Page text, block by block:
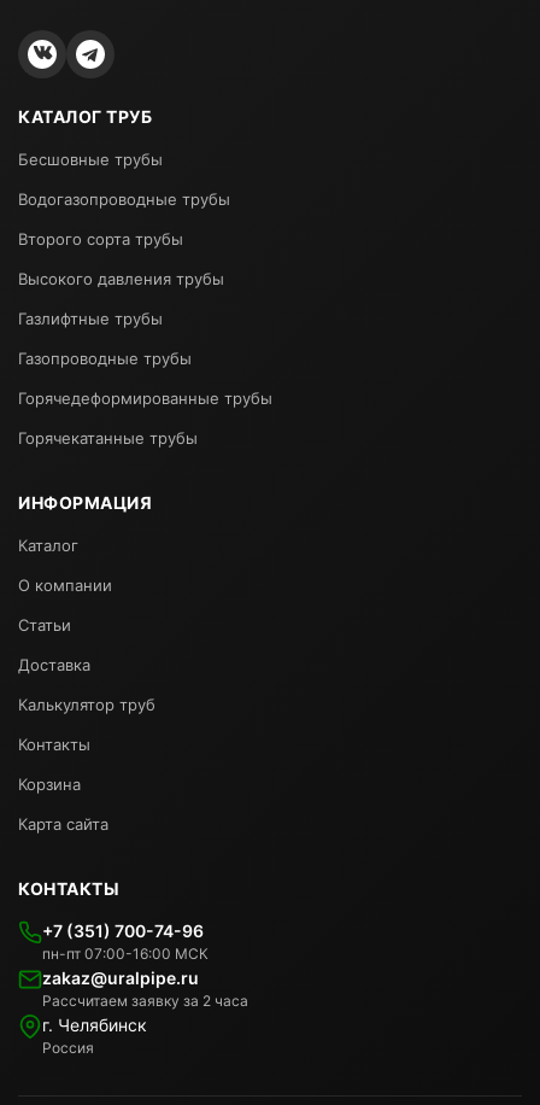
КАТАЛОГ ТРУБ
Бесшовные трубы
Водогазопроводные трубы
Второго сорта трубы
Высокого давления трубы
Газлифтные трубы
Газопроводные трубы
Горячедеформированные трубы
Горячекатанные трубы
ИНФОРМАЦИЯ
Каталог
О компании
Статьи
Доставка
Калькулятор труб
Контакты
Корзина
Карта сайта
КОНТАКТЫ
+7 (351) 700-74-96
пн-пт 07:00-16:00 МСК
zakaz@uralpipe.ru
Рассчитаем заявку за 2 часа
г. Челябинск
Россия